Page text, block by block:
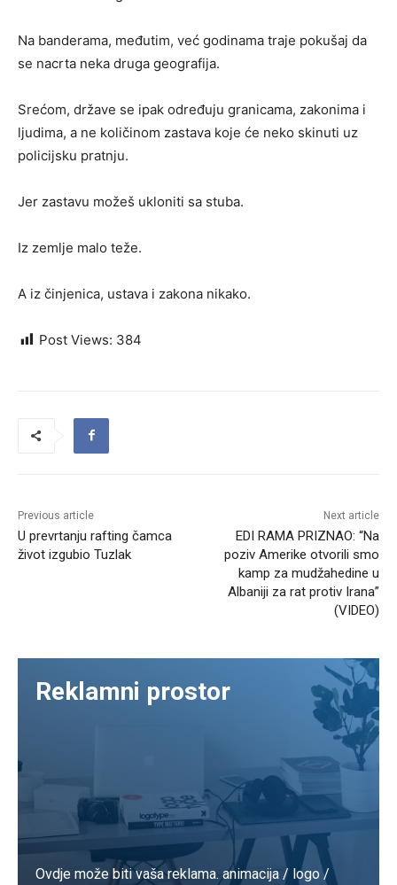
Na banderama, međutim, već godinama traje pokušaj da
se nacrta neka druga geografija.
Srećom, države se ipak određuju granicama, zakonima i
ljudima, a ne količinom zastava koje će neko skinuti uz
policijsku pratnju.
Jer zastavu možeš ukloniti sa stuba.
Iz zemlje malo teže.
A iz činjenica, ustava i zakona nikako.
Post Views: 384
Previous article
U prevrtanju rafting čamca
život izgubio Tuzlak
Next article
EDI RAMA PRIZNAO: “Na
poziv Amerike otvorili smo
kamp za mudžahedine u
Albaniji za rat protiv Irana”
(VIDEO)
Reklamni prostor
Ovdje može biti vaša reklama. animacija / logo /